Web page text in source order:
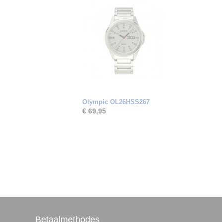
Olympic OL26HSS267
€ 69,95
Betaalmethodes